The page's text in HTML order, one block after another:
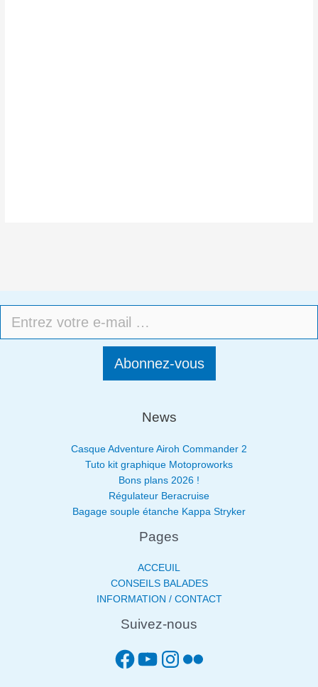
Abonnez-vous
News
Casque Adventure Airoh Commander 2
Tuto kit graphique Motoproworks
Bons plans 2026 !
Régulateur Beracruise
Bagage souple étanche Kappa Stryker
Pages
ACCEUIL
CONSEILS BALADES
INFORMATION / CONTACT
Suivez-nous